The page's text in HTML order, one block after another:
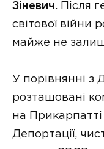
Зіневич. Після
світової війни
майже не
У порівнянні з
розташовані
на
Депортації,